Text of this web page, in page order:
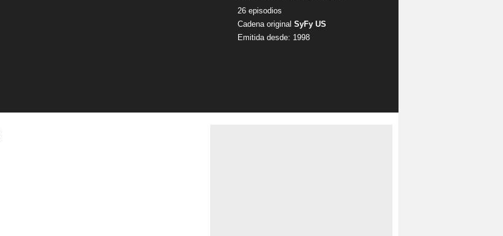
26 episodios
Cadena original SyFy US
Emitida desde: 1998